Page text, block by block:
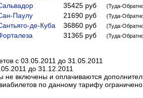
35425 руб (Туда-
Паулу 21690 руб (Туда-
де-Куба 36860 руб (Туда-
31365 руб (Туда-
с 03.05.2011 до 31.05.2011
до 31.12.2011
не включены и оплачиваются
по данному тарифу